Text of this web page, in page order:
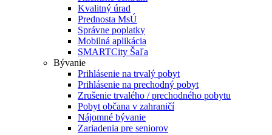
Kvalitný úrad
Prednosta MsÚ
Správne poplatky
Mobilná aplikácia
SMARTCity Šaľa
Bývanie
Prihlásenie na trvalý pobyt
Prihlásenie na prechodný pobyt
Zrušenie trvalého / prechodného pobytu
Pobyt občana v zahraničí
Nájomné bývanie
Zariadenia pre seniorov